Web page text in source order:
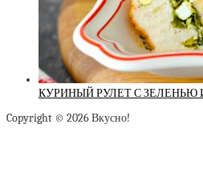
КУРИНЫЙ РУЛЕТ С ЗЕЛЕНЬЮ
Copyright © 2026 Вкусно!